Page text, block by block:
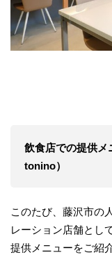
飲食店での提供
tonino）
このたび、藤沢市の
レーション店舗とし
提供メニューをご紹